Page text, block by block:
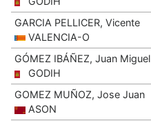
GARCIA PELLICER, Vicente
VALENCIA-O
GÓMEZ IBÁÑEZ, Juan Miguel
GODIH
GOMEZ MUÑOZ, Jose Juan
ASON